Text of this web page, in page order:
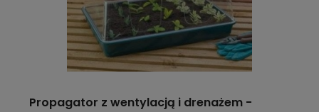
Propagator z wentylacją i drenażem -